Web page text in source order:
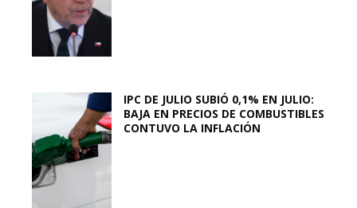
IPC DE JULIO SUBIÓ 0,1% EN JULIO:
BAJA EN PRECIOS DE COMBUSTIBLES
CONTUVO LA INFLACIÓN